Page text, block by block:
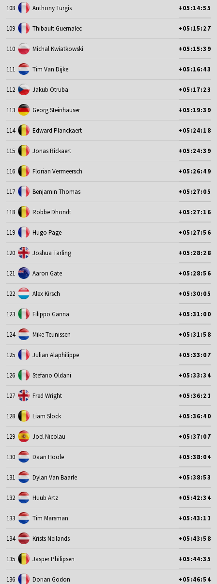
108 Anthony Turgis +05:14:55
109 Thibault Guernalec +05:15:27
110 Michal Kwiatkowski +05:15:39
111 Tim Van Dijke +05:16:43
112 Jakub Otruba +05:17:23
113 Georg Steinhauser +05:19:39
114 Edward Planckaert +05:24:18
115 Jonas Rickaert +05:24:39
116 Florian Vermeersch +05:26:49
117 Benjamin Thomas +05:27:05
118 Robbe Dhondt +05:27:16
119 Hugo Page +05:27:56
120 Joshua Tarling +05:28:28
121 Aaron Gate +05:28:56
122 Alex Kirsch +05:30:05
123 Filippo Ganna +05:31:00
124 Mike Teunissen +05:31:58
125 Julian Alaphilippe +05:33:07
126 Stefano Oldani +05:33:34
127 Fred Wright +05:36:21
128 Liam Slock +05:36:40
129 Joel Nicolau +05:37:07
130 Daan Hoole +05:38:04
131 Dylan Van Baarle +05:38:53
132 Huub Artz +05:42:34
133 Tim Marsman +05:43:11
134 Krists Neilands +05:43:58
135 Jasper Philipsen +05:44:35
136 Dorian Godon +05:46:54